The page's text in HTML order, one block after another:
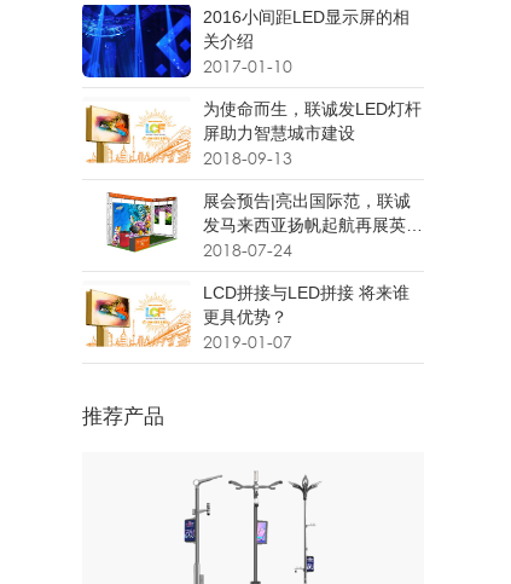
2016小间距LED显示屏的相
关介绍
2017-01-10
为使命而生，联诚发LED灯杆
屏助力智慧城市建设
2018-09-13
展会预告|亮出国际范，联诚
发马来西亚扬帆起航再展英
姿！
2018-07-24
LCD拼接与LED拼接 将来谁
更具优势？
2019-01-07
推荐产品